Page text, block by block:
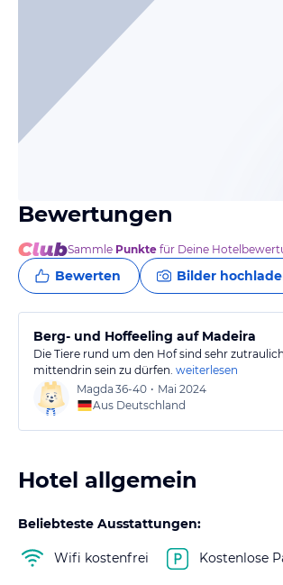
Bewertungen
Sammle Punkte für Deine
Bewerten Bilder
Berg- und Hoffeeling auf Madeira
Die Tiere rund um den Hof sind sehr
mittendrin sein zu dürfen. weiterlesen
Magda 36-40 • Mai 2024
Aus Deutschland
Hotel allgemein
Beliebteste Ausstattungen:
Wifi kostenfrei Kostenlose